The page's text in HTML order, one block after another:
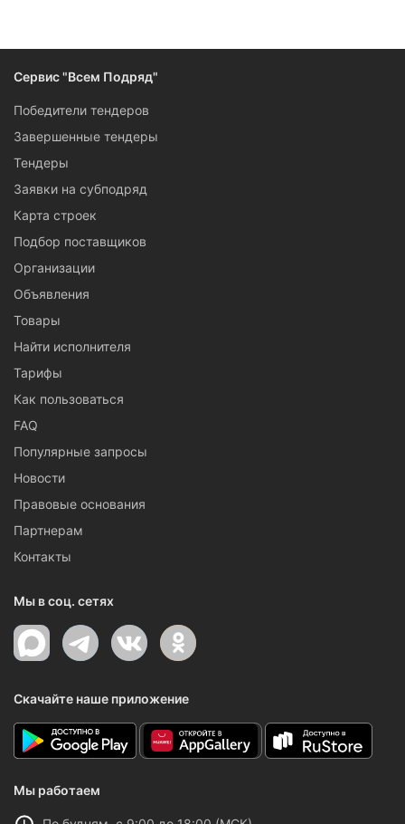
Сервис "Всем Подряд"
Победители тендеров
Завершенные тендеры
Тендеры
Заявки на субподряд
Карта строек
Подбор поставщиков
Организации
Объявления
Товары
Найти исполнителя
Тарифы
Как пользоваться
FAQ
Популярные запросы
Новости
Правовые основания
Партнерам
Контакты
Мы в соц. сетях
Скачайте наше приложение
Мы работаем